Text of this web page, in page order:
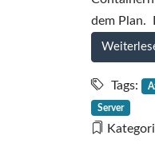
dem Plan.
Tags:
Server